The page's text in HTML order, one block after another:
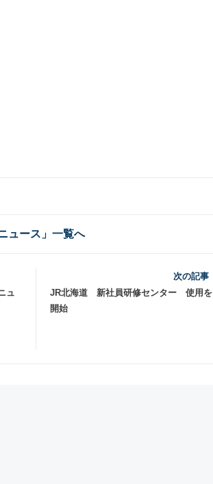
ニュース」一覧へ
ュ
次の記事
JR北海道 新社員研修センター 使用を
開始